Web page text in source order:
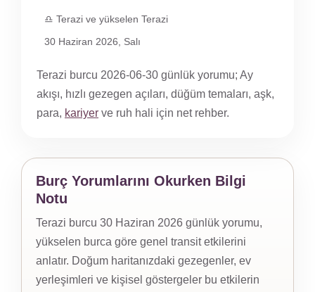
♎ Terazi ve yükselen Terazi
30 Haziran 2026, Salı
Terazi burcu 2026-06-30 günlük yorumu; Ay
akışı, hızlı gezegen açıları, düğüm temaları, aşk,
para, kariyer ve ruh hali için net rehber.
Burç Yorumlarını Okurken Bilgi
Notu
Terazi burcu 30 Haziran 2026 günlük yorumu,
yükselen burca göre genel transit etkilerini
anlatır. Doğum haritanızdaki gezegenler, ev
yerleşimleri ve kişisel göstergeler bu etkilerin